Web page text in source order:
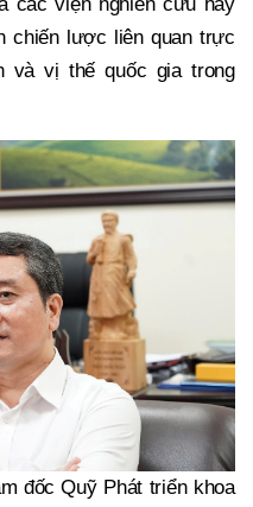
chiến lược liên quan trực
và vị thế quốc gia trong
đốc Quỹ Phát triển khoa